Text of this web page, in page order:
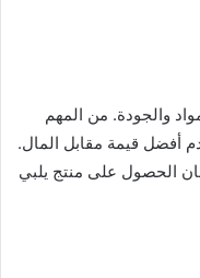
والجودة. من المهم
أفضل قيمة مقابل المال.
الحصول على منتج يلبي